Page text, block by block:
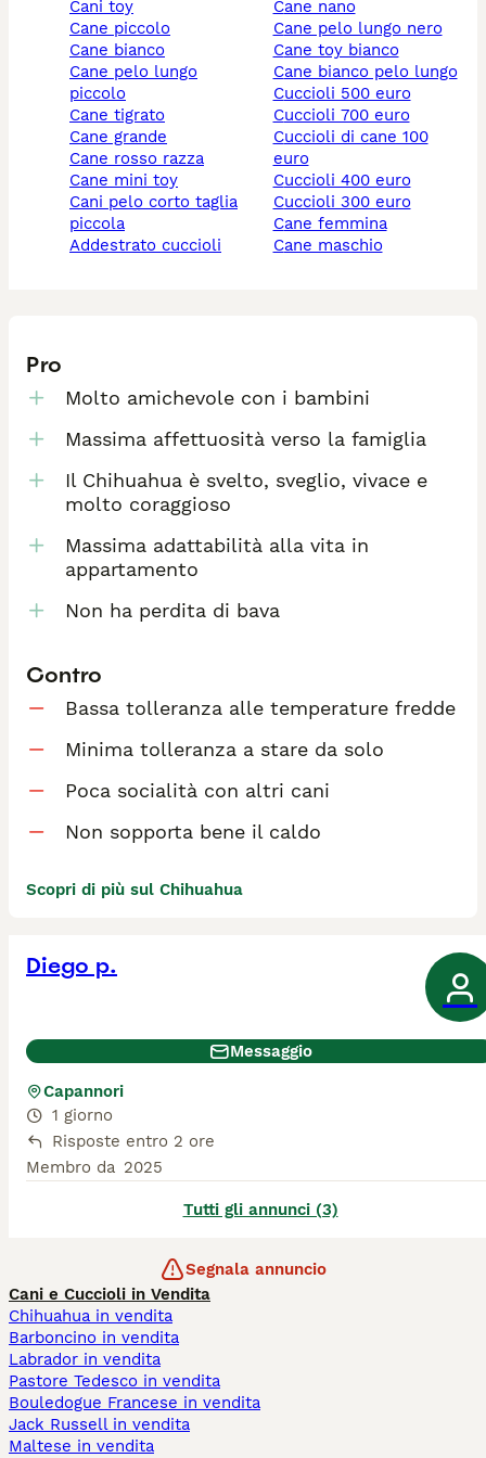
cani toy
cane piccolo
cane bianco
cane pelo lungo
piccolo
cane tigrato
cane grande
cane rosso razza
cane mini toy
cani pelo corto taglia
piccola
addestrato cuccioli
cane nano
cane pelo lungo nero
cane toy bianco
cane bianco pelo lungo
cuccioli 500 euro
cuccioli 700 euro
cuccioli di cane 100
euro
cuccioli 400 euro
cuccioli 300 euro
cane femmina
cane maschio
Pro
Molto amichevole con i bambini
Massima affettuosità verso la famiglia
Il Chihuahua è svelto, sveglio, vivace e
molto coraggioso
Massima adattabilità alla vita in
appartamento
Non ha perdita di bava
Contro
Bassa tolleranza alle temperature fredde
Minima tolleranza a stare da solo
Poca socialità con altri cani
Non sopporta bene il caldo
Scopri di più sul Chihuahua
Diego p.
Messaggio
Capannori
1 giorno
Risposte entro 2 ore
Membro da 2025
Tutti gli annunci (3)
Segnala annuncio
Cani e Cuccioli in Vendita
Chihuahua in vendita
Barboncino in vendita
Labrador in vendita
Pastore Tedesco in vendita
Bouledogue Francese in vendita
Jack Russell in vendita
Maltese in vendita